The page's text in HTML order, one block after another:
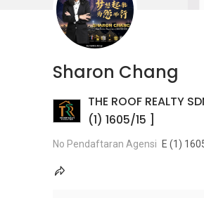
Sharon Chang
THE ROOF REALTY
(1) 1605/15 ]
No Pendaftaran Agensi E (1)